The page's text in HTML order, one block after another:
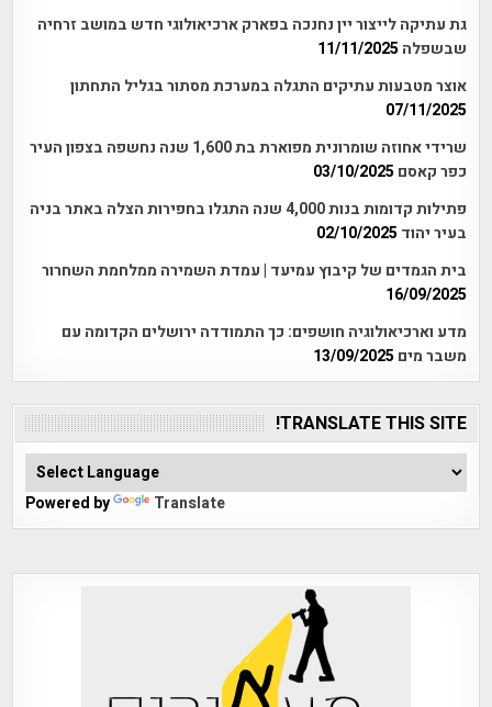
גת עתיקה לייצור יין נחנכה בפארק ארכיאולוגי חדש במושב זרחיה
שבשפלה 11/11/2025
אוצר מטבעות עתיקים התגלה במערכת מסתור בגליל התחתון
07/11/2025
שרידי אחוזה שומרונית מפוארת בת 1,600 שנה נחשפה בצפון העיר
כפר קאסם 03/10/2025
פתילות קדומות בנות 4,000 שנה התגלו בחפירות הצלה באתר בניה
בעיר יהוד 02/10/2025
בית הגמדים של קיבוץ עמיעד | עמדת השמירה ממלחמת השחרור
16/09/2025
מדע וארכיאולוגיה חושפים: כך התמודדה ירושלים הקדומה עם
משבר מים 13/09/2025
TRANSLATE THIS SITE!
Powered by Translate